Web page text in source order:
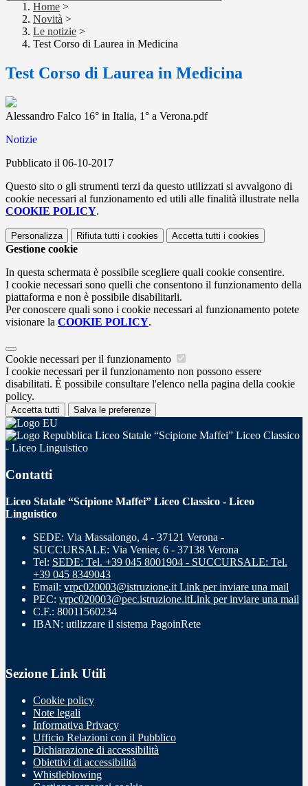
Home >
Novità >
Le notizie >
Test Corso di Laurea in Medicina
Test Corso di Laurea in Medicina
Alessandro Falco 16° in Italia, 1° a Verona.pdf
Notizie
Pubblicato il 06-10-2017
Questo sito o gli strumenti terzi da questo utilizzati si avvalgono di
cookie necessari al funzionamento ed utili alle finalità illustrate nella
COOKIE POLICY.
Personalizza Rifiuta tutti i cookies Accetta tutti i cookies
Gestione cookie
In questa schermata è possibile scegliere quali cookie consentire.
I cookie necessari sono quelli che consentono il funzionamento della
piattaforma e non è possibile disabilitarli.
Per conoscere quali sono i cookie necessari al funzionamento potete
visionare la COOKIE POLICY.
Cookie necessari per il funzionamento
I cookie necessari per il funzionamento non possono essere
disabilitati. È possibile consultare l'elenco nella pagina della cookie
policy.
Accetta tutti Salva le preferenze
Liceo Statale “Scipione Maffei” Liceo Classico
- Liceo Linguistico
Contatti
Liceo Statale “Scipione Maffei” Liceo Classico - Liceo
Linguistico
SEDE: Via Massalongo, 4 - 37121 Verona -
SUCCURSALE: Via Venier, 6 - 37138 Verona
Tel: SEDE: Tel. +39 045 8001904 - SUCCURSALE: Tel.
+39 045 8349043
Email: vrpc020003@istruzione.it Link per inviare una mail
PEC: vrpc020003@pec.istruzione.itLink per inviare una mail
C.F.: 80011560234
IBAN: utilizzare il sistema PagoinRete
Sezione Link Utili
Cookie policy
Note legali
Informativa Privacy
Ufficio Relazioni con il Pubblico
Dichiarazione di accessibilità
Obiettivi di accessibilità
Whistleblowing